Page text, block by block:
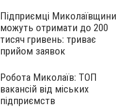
Підприємці Миколаївщини
можуть отримати до 200
тисяч гривень: триває
прийом заявок
Робота Миколаїв: ТОП
вакансій від міських
підприємств